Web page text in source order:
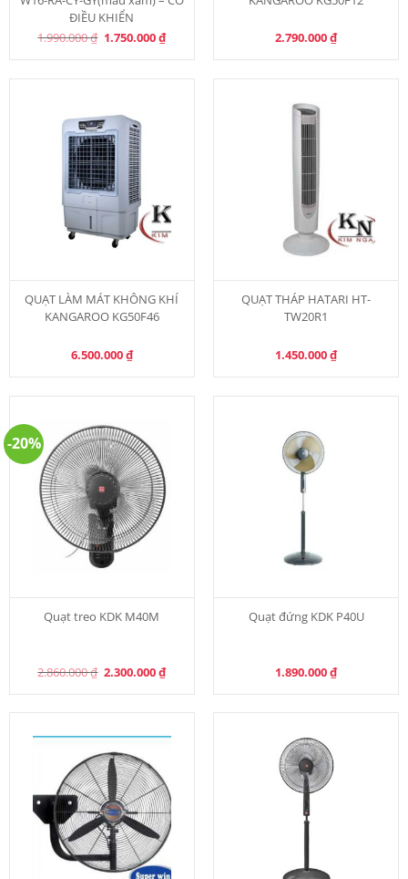
ĐIỀU KHIỂN
1.990.000₫ Original
1.750.000₫Current 2.790.000₫
QUẠT LÀM MÁT KHÔNG KHÍ
KANGAROO KG50F46
6.500.000₫
QUẠT THÁP HATARI HT-
TW20R1
1.450.000₫
-20%
Quạt treo KDK M40M
2.860.000₫ Original
price
2.300.000₫Current
price
Quạt đứng KDK P40U
1.890.000₫